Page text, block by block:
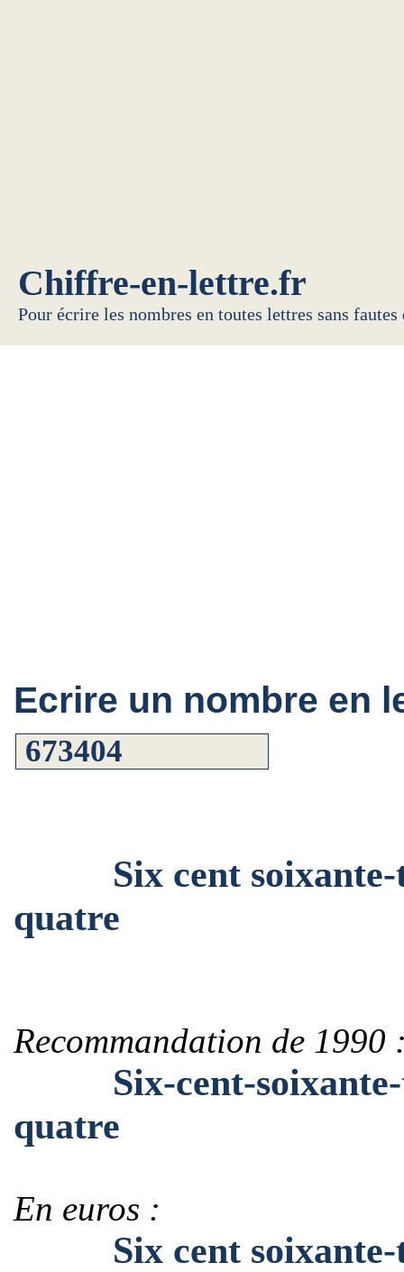
Chiffre-en-lettre.fr
Pour écrire les nombres en toutes lettres sans
Ecrire un nombre en
Six cent soixante-
quatre
Recommandation de 1990
Six-cent-soixante-
quatre
En euros :
Six cent soixante-